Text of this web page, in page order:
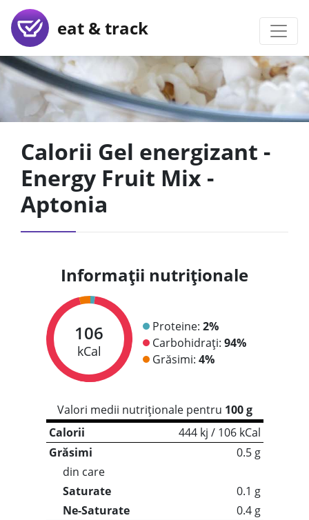
eat & track
Calorii Gel energizant -
Energy Fruit Mix -
Aptonia
Informații nutriționale
106
kCal
Proteine: 2%
Carbohidrați: 94%
Grăsimi: 4%
Valori medii nutriționale pentru 100 g
Calorii
444 kj / 106 kCal
Grăsimi
0.5 g
din care
Saturate
0.1 g
Ne-Saturate
0.4 g